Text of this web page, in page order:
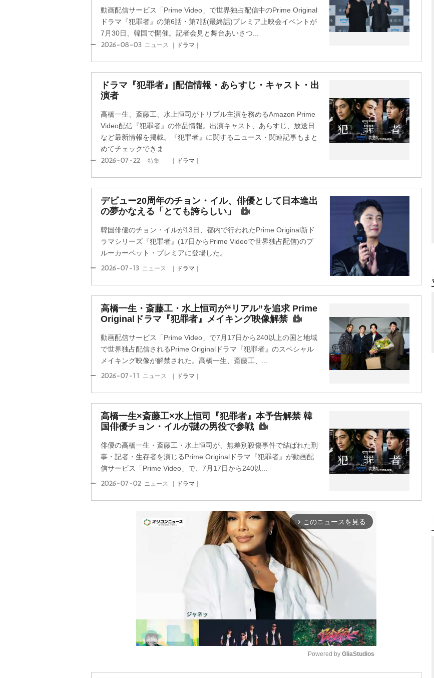
動画配信サービス「Prime Video」で世界独占配信中のPrime Original
ドラマ『犯罪者』の第6話・第7話(最終話)プレミア上映会イベントが
7月30日、韓国で開催。記者会見と舞台あいさつ...
2026-08-03 ニュース ｜ドラマ｜
ドラマ『犯罪者』|配信情報・あらすじ・キャスト・出
演者
高橋一生、斎藤工、水上恒司がトリプル主演を務めるAmazon Prime
Video配信『犯罪者』の作品情報。出演キャスト、あらすじ、放送日
など最新情報を掲載。『犯罪者』に関するニュース・関連記事もまと
めてチェックできま
2026-07-22 特集 ｜ドラマ｜
デビュー20周年のチョン・イル、俳優として日本進出
の夢かなえる「とても誇らしい」
韓国俳優のチョン・イルが13日、都内で行われたPrime Original新ド
ラマシリーズ『犯罪者』(17日からPrime Videoで世界独占配信)のブ
ルーカーペット・プレミアに登場した。
2026-07-13 ニュース ｜ドラマ｜
高橋一生・斎藤工・水上恒司が“リアル”を追求 Prime
Originalドラマ『犯罪者』メイキング映像解禁
動画配信サービス「Prime Video」で7月17日から240以上の国と地域
で世界独占配信されるPrime Originalドラマ『犯罪者』のスペシャル
メイキング映像が解禁された。高橋一生、斎藤工、...
2026-07-11 ニュース ｜ドラマ｜
高橋一生×斎藤工×水上恒司『犯罪者』本予告解禁 韓
国俳優チョン・イルが謎の男役で参戦
俳優の高橋一生・斎藤工・水上恒司が、無差別殺傷事件で結ばれた刑
事・記者・生存者を演じるPrime Originalドラマ『犯罪者』が動画配
信サービス「Prime Video」で、7月17日から240以...
2026-07-02 ニュース ｜ドラマ｜
arrow_forward_ios このニュースを見る
Powered by GliaStudios